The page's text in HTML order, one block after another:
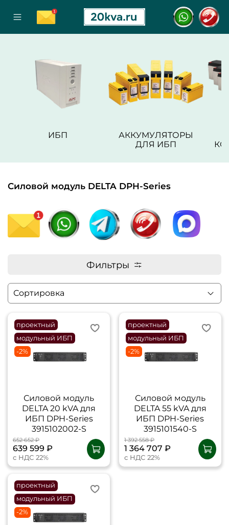
ИБП
АККУМУЛЯТОРЫ
ДЛЯ ИБП
Силовой модуль DELTA DPH-Series
Фильтры
проектный
модульный ИБП
-2%
Силовой модуль
DELTA 20 kVA для
ИБП DPH-Series
3915102002-S
652 652 ₽
639 599 ₽
с НДС 22%
проектный
модульный ИБП
-2%
Силовой модуль
DELTA 55 kVA для
ИБП DPH-Series
3915101540-S
1 392 558 ₽
1 364 707 ₽
с НДС 22%
проектный
модульный ИБП
-2%